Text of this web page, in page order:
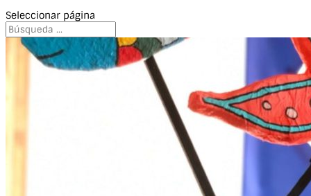
Seleccionar página